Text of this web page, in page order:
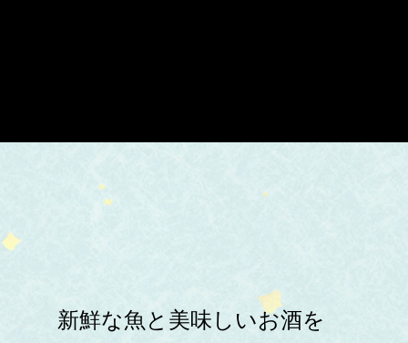
新鮮な魚と美味しいお酒を